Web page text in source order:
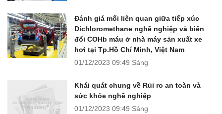
Đánh giá mối liên quan giữa tiếp xúc
Dichloromethane nghề nghiệp và biến
đổi COHb máu ở nhà máy sản xuất xe
hơi tại Tp.Hồ Chí Minh, Việt Nam
01/12/2023 09:49 Sáng
Khái quát chung về Rủi ro an toàn và
sức khỏe nghề nghiệp
01/12/2023 09:49 Sáng